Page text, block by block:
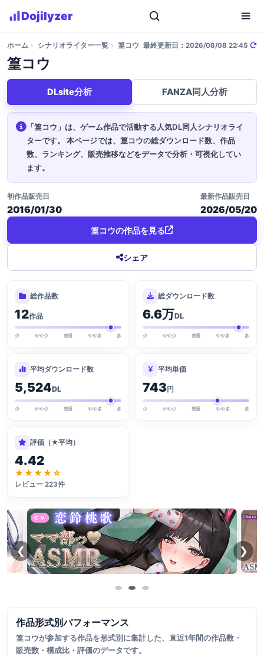
Dojilyzer
ホーム › シナリオライター一覧 › 篁コウ 最終更新日：2026/08/08 22:45
篁コウ
DLsite分析 FANZA同人分析
「篁コウ」は、ゲーム作品で活動する人気DL同人シナリオライ
ターです。
本ページでは、篁コウの総ダウンロード数、作品
数、ランキング、販売推移などをデータで分析・可視化してい
ます。
初作品販売日
2016/01/30
最新作品販売日
2026/05/20
シェア
篁コウの作品を見る
総作品数
12作品
少 やや少 普通 やや多 多
総ダウンロード数
6.6万DL
少 やや少 普通 やや多 多
平均ダウンロード数
5,524DL
少 やや少 普通 やや多 多
平均単価
743円
少 やや少 普通 やや多 多
評価（★平均）
4.42
★★★★☆
レビュー 223件
❮ ❯
作品形式別パフォーマンス
篁コウが参加する作品を形式別に集計した、直近1年間の作品数・
販売数・構成比・評価のデータです。